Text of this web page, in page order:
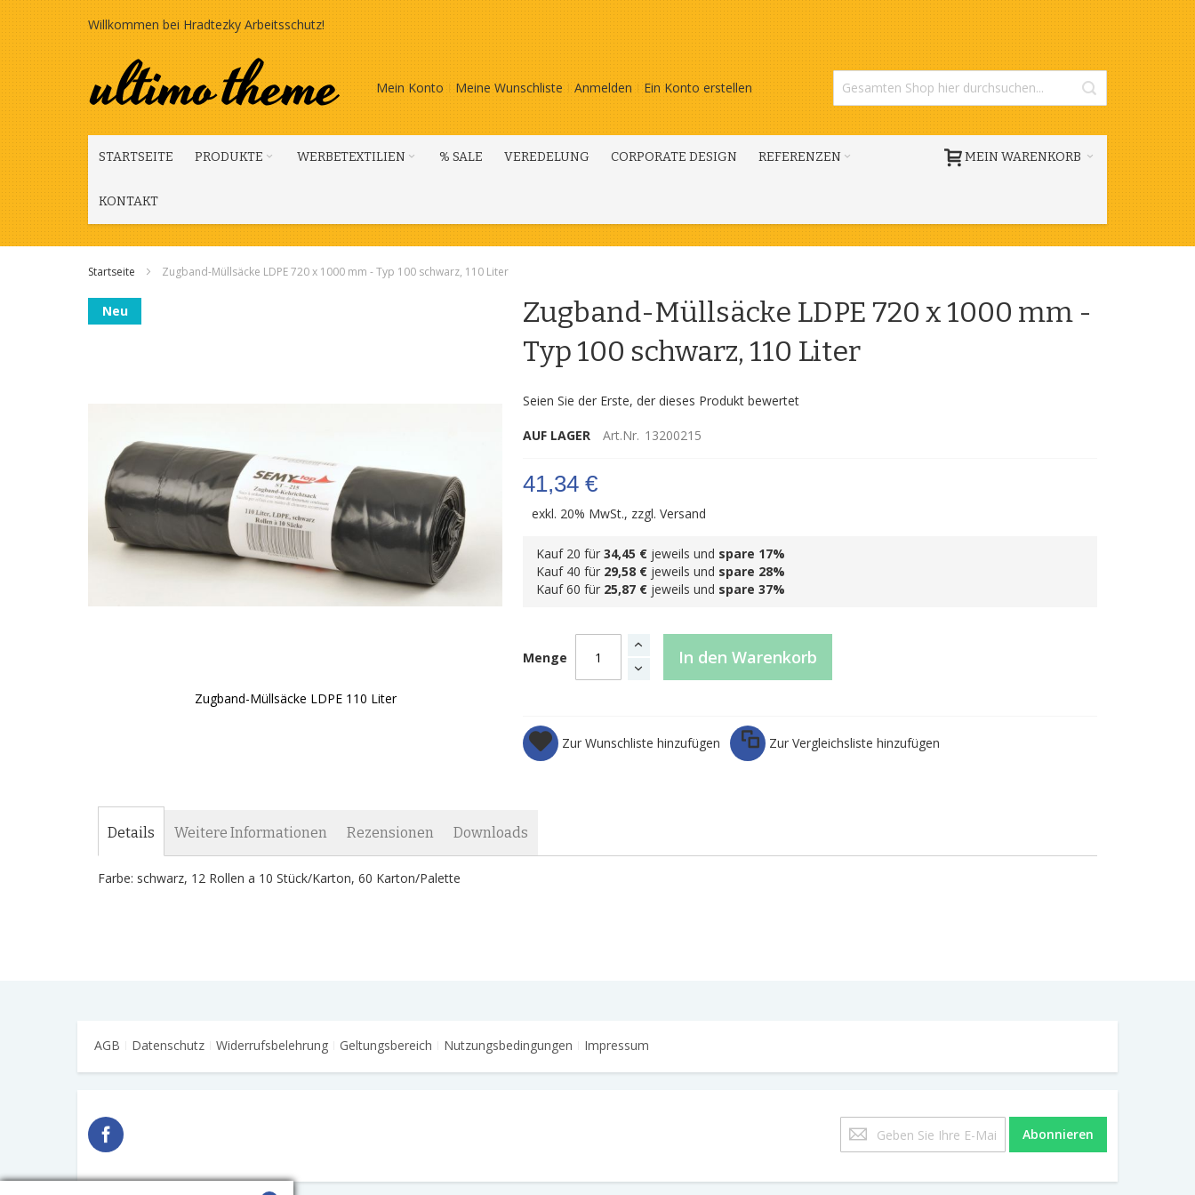
Zum
Inhalt
springen
Willkommen bei Hradtezky Arbeitsschutz!
Mein Konto Meine Wunschliste Anmelden Ein Konto erstellen
MEIN WARENKORB
STARTSEITE PRODUKTE WERBETEXTILIEN % SALE VEREDELUNG CORPORATE DESIGN REFERENZEN
KONTAKT
Startseite Zugband-Müllsäcke LDPE 720 x 1000 mm - Typ 100 schwarz, 110 Liter
Zum
Ende
Zugband-Müllsäcke LDPE 110 Liter
Neu
Zugband-Müllsäcke LDPE 720 x 1000 mm -
Typ 100 schwarz, 110 Liter
Seien Sie der Erste, der dieses Produkt bewertet
AUF LAGER Art.Nr. 13200215
41,34 €
exkl. 20% MwSt., zzgl. Versand
Kauf 20 für 34,45 €jeweils und spare 17%
Kauf 40 für 29,58 €jeweils und spare 28%
Kauf 60 für 25,87 €jeweils und spare 37%
Menge In den Warenkorb
Zur Wunschliste hinzufügen Zur Vergleichsliste hinzufügen
Details
Farbe: schwarz, 12 Rollen a 10 Stück/Karton, 60 Karton/Palette
Weitere Informationen Rezensionen Downloads
AGB Datenschutz Widerrufsbelehrung Geltungsbereich Nutzungsbedingungen Impressum
Melden
Sie
für
Abonnieren